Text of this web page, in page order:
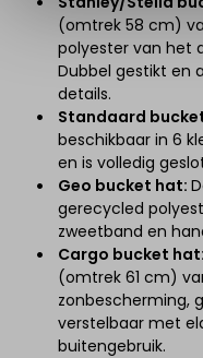
(omtrek 58 cm)
polyester van het
Dubbel gestikt en
details.
Standaard
beschikbaar in 6
en is volledig
Geo bucket hat:
gerecycled
zweetband en
Cargo bucket hat:
(omtrek 61 cm)
zonbescherming,
verstelbaar met
buitengebruik.